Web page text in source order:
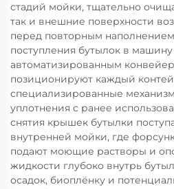
стадий мойки, тщательно
так и внешние поверхности
перед повторным
поступления бутылок в
автоматизированным
позиционируют каждый
специализированные
уплотнения с ранее
снятия крышек бутылки
внутренней мойки, где
подают моющие растворы и
жидкости глубоко внутрь
осадок, биоплёнку и